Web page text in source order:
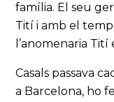
família. El seu
Tití i amb el
l’anomenaria
Casals passava
a Barcelona, ho